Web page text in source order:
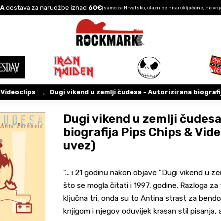
dostava za narudžbe iznad 60€(samo za Hrvatsku, ulaznice nisu uključene, ne
→ Dugi vikend u zemlji čudesa - Autorizirana
Dugi vikend u zemlji
biografija Pips Chips &
uvez)
"... i 21 godinu nakon objave "Dugi vikend u
što se mogla čitati i 1997. godine. Razloga
ključna tri, onda su to Antina strast za
knjigom i njegov oduvijek krasan stil pisanja,